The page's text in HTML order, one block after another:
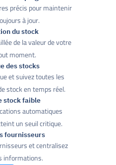
précis pour maintenir
à jour.
du stock
de la valeur de votre
moment.
des stocks
et suivez toutes les
stock en temps réel.
stock faible
automatiques
un seuil critique.
fournisseurs
et centralisez
informations.